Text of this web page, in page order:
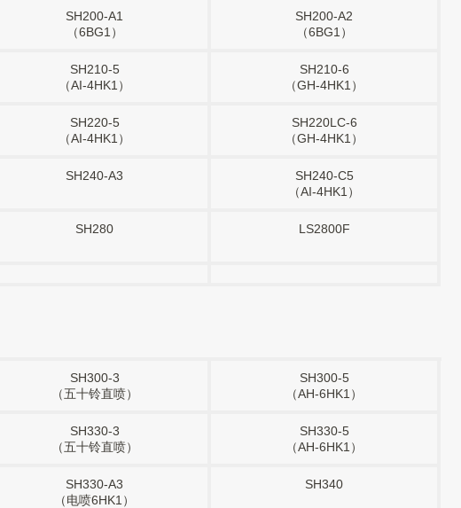
SH200-A1
（6BG1）
SH200-A2
（6BG1）
SH210-5
（AI-4HK1）
SH210-6
（GH-4HK1）
SH220-5
（AI-4HK1）
SH220LC-6
（GH-4HK1）
SH240-A3
SH240-C5
（AI-4HK1）
SH280 LS2800F
SH300-3
（五十铃直喷）
SH300-5
（AH-6HK1）
SH330-3
（五十铃直喷）
SH330-5
（AH-6HK1）
SH330-A3
（电喷6HK1）
SH340